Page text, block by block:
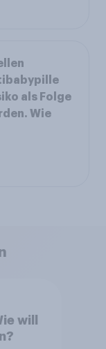
als Folge
Wie
will